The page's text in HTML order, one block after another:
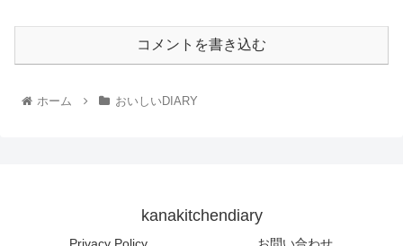
コメントを書き込む
ホーム おいしいDIARY
kanakitchendiary